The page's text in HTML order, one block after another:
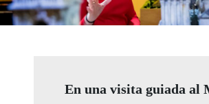
En una visita guiada al